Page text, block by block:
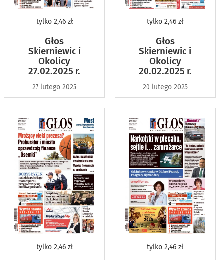
tylko2,46 zł
Głos
Skierniewic i
Okolicy
27.02.2025 r.
27 lutego 2025
tylko 2,46 zł
Głos
Skierniewic i
Okolicy
20.02.2025 r.
20 lutego 2025
tylko2,46 zł tylko 2,46 zł